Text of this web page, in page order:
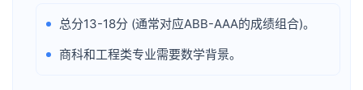
• 总分13-18分 (通常对应ABB-AAA的成绩组合)。
• 商科和工程类专业需要数学背景。